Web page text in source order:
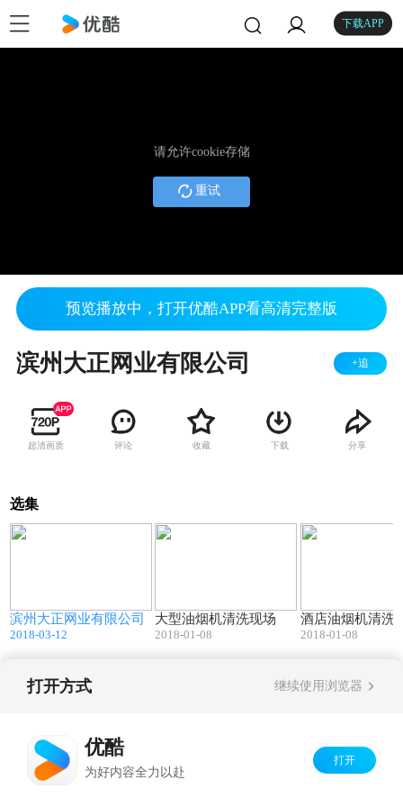
下载APP
请允许cookie存储
重试
预览播放中，打开优酷APP看高清完整版
滨州大正网业有限公司 +追
超清画质 评论 收藏 下载 分享
选集
滨州大正网业有限公司
2018-03-12
大型油烟机清洗现场
2018-01-08
酒店油烟机清洗
2018-01-08
打开方式 继续使用浏览器
优酷
为好内容全力以赴
打开